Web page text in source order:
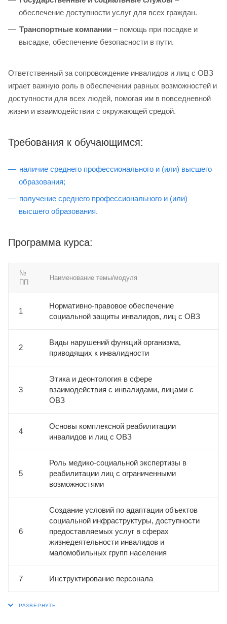
обеспечение доступности услуг для всех граждан.
Транспортные компании – помощь при посадке и
высадке, обеспечение безопасности в пути.
Ответственный за сопровождение инвалидов и лиц с ОВЗ
играет важную роль в обеспечении равных возможностей и
доступности для всех людей, помогая им в повседневной
жизни и взаимодействии с окружающей средой.
Требования к обучающимся:
наличие среднего профессионального и (или) высшего
образования;
получение среднего профессионального и (или)
высшего образования.
Программа курса:
№
ПП
Наименование темы/модуля
1
Нормативно-правовое обеспечение
социальной защиты инвалидов, лиц с ОВЗ
2
Виды нарушений функций организма,
приводящих к инвалидности
3
Этика и деонтология в сфере
взаимодействия с инвалидами, лицами с
ОВЗ
4
Основы комплексной реабилитации
инвалидов и лиц с ОВЗ
5
Роль медико-социальной экспертизы в
реабилитации лиц с ограниченными
возможностями
6
Создание условий по адаптации объектов
социальной инфраструктуры, доступности
предоставляемых услуг в сферах
жизнедеятельности инвалидов и
маломобильных групп населения
7 Инструктирование персонала